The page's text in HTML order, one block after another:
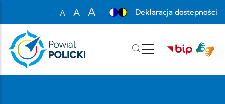
A
Set font size to 100%
A
A
Deklaracja dostępności